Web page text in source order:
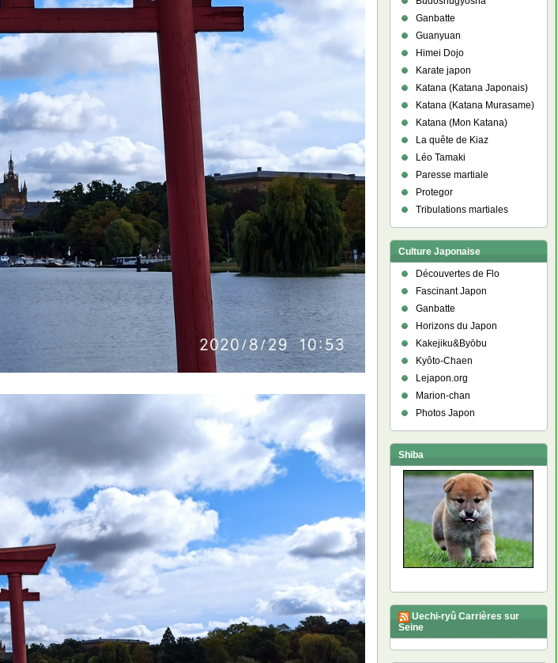
Ganbatte
Guanyuan
Himei Dojo
Karate japon
Katana (Katana Japonais)
Katana (Katana Murasame)
Katana (Mon Katana)
La quête de Kiaz
Léo Tamaki
Paresse martiale
Protegor
Tribulations martiales
Culture Japonaise
Découvertes de Flo
Fascinant Japon
Ganbatte
Horizons du Japon
Kakejiku&Byōbu
Kyôto-Chaen
Lejapon.org
Marion-chan
Photos Japon
Shiba
Uechi-ryû Carrières sur
Seine